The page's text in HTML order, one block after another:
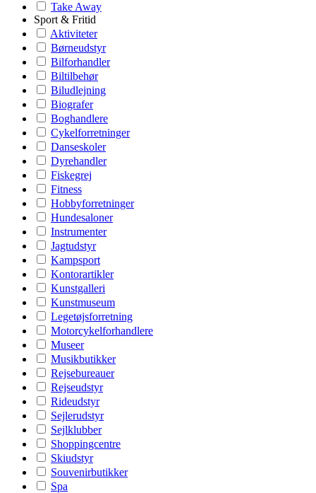
Take Away
Sport & Fritid
Aktiviteter
Børneudstyr
Bilforhandler
Biltilbehør
Biludlejning
Biografer
Boghandlere
Cykelforretninger
Danseskoler
Dyrehandler
Fiskegrej
Fitness
Hobbyforretninger
Hundesaloner
Instrumenter
Jagtudstyr
Kampsport
Kontorartikler
Kunstgalleri
Kunstmuseum
Legetøjsforretning
Motorcykelforhandlere
Museer
Musikbutikker
Rejsebureauer
Rejseudstyr
Rideudstyr
Sejlerudstyr
Sejlklubber
Shoppingcentre
Skiudstyr
Souvenirbutikker
Spa